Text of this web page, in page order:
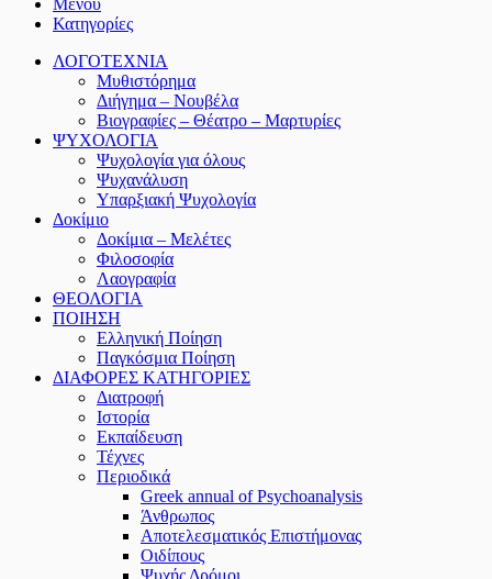
Μενου
Κατηγορίες
ΛΟΓΟΤΕΧΝΙΑ
Μυθιστόρημα
Διήγημα – Νουβέλα
Βιογραφίες – Θέατρο – Μαρτυρίες
ΨΥΧΟΛΟΓΙΑ
Ψυχολογία για όλους
Ψυχανάλυση
Υπαρξιακή Ψυχολογία
Δοκίμιο
Δοκίμια – Μελέτες
Φιλοσοφία
Λαογραφία
ΘΕΟΛΟΓΙΑ
ΠΟΙΗΣΗ
Ελληνική Ποίηση
Παγκόσμια Ποίηση
ΔΙΑΦΟΡΕΣ ΚΑΤΗΓΟΡΙΕΣ
Διατροφή
Ιστορία
Εκπαίδευση
Τέχνες
Περιοδικά
Greek annual of Psychoanalysis
Άνθρωπος
Αποτελεσματικός Επιστήμονας
Οιδίπους